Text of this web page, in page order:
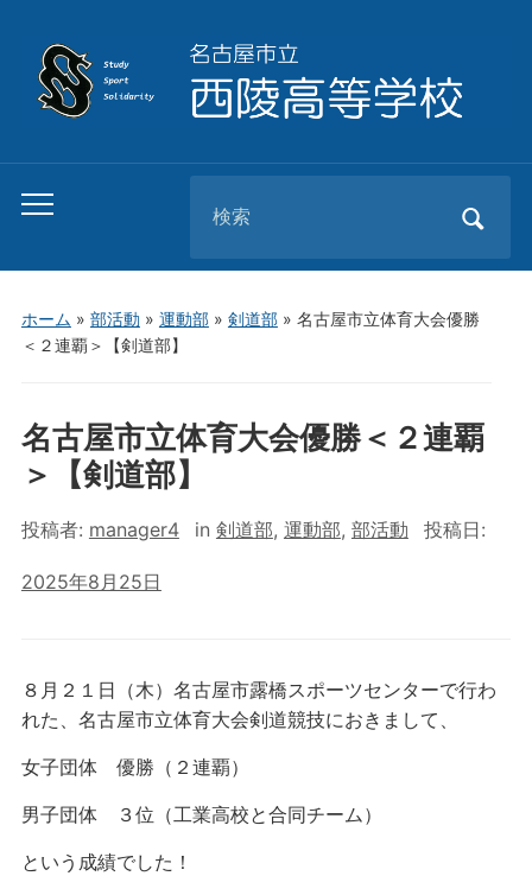
Toggle
menu
for:
ホーム » 部活動 » 運動部» 剣道部» 名古屋市立体育大会優勝
＜２連覇＞【剣道部】
名古屋市立体育大会優勝＜２連覇
＞【剣道部】
投稿者: manager4 in 剣道部, 運動部, 部活動 投稿日:
2025年8月25日
８月２１日（木）名古屋市露橋スポーツセンターで行わ
れた、名古屋市立体育大会剣道競技におきまして、
女子団体 優勝（２連覇）
男子団体 ３位（工業高校と合同チーム）
という成績でした！